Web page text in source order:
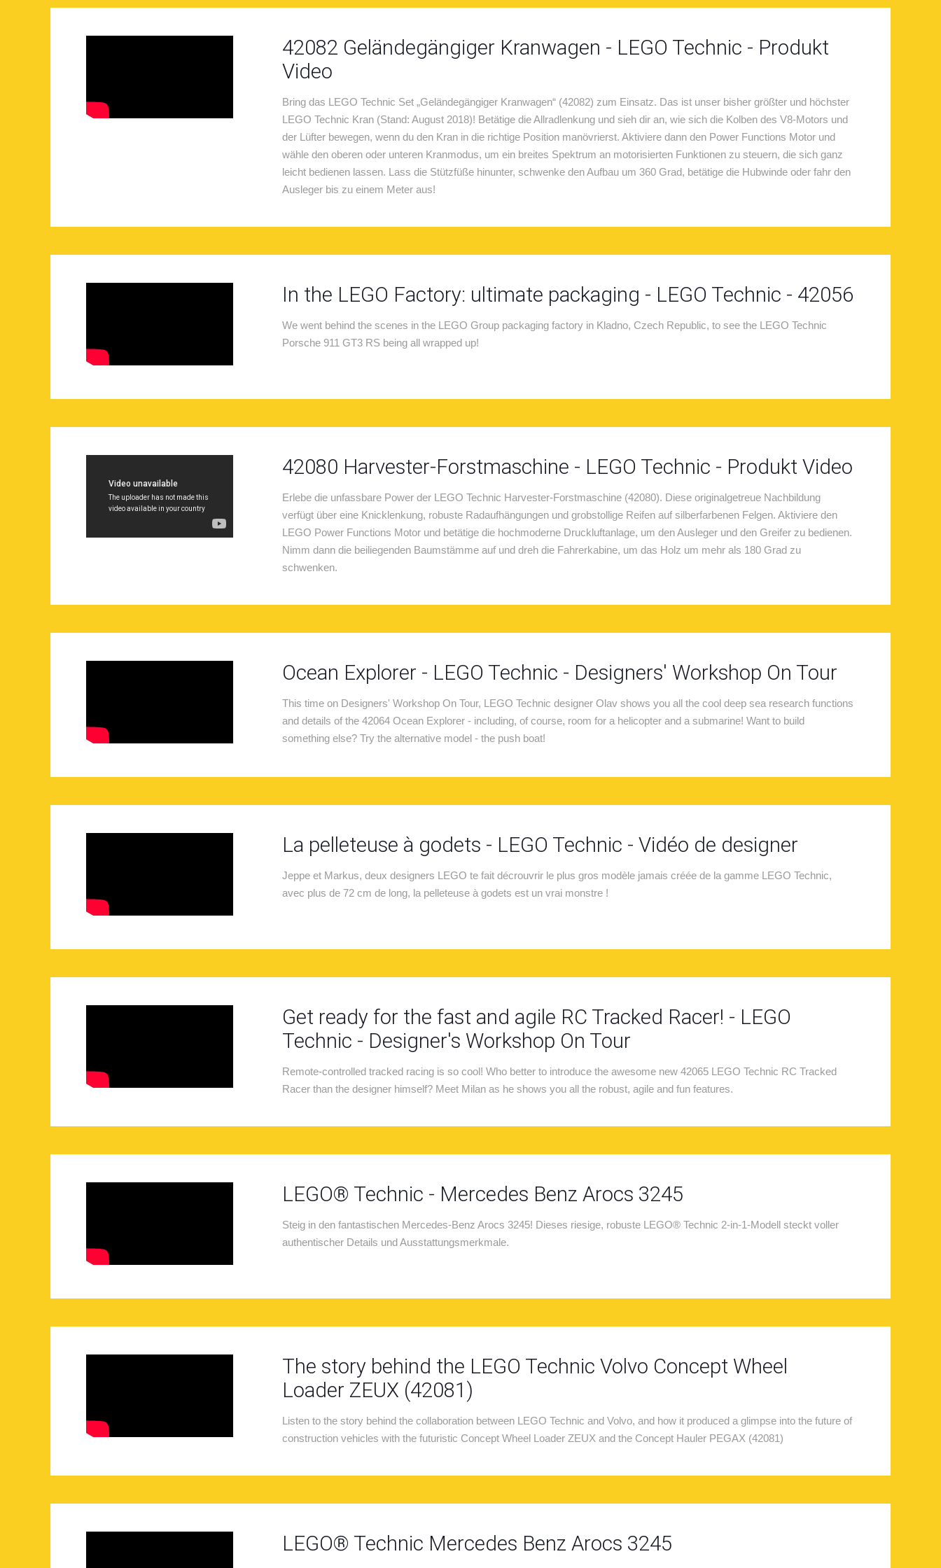
42082 Geländegängiger Kranwagen - LEGO Technic - Produkt
Video
Bring das LEGO Technic Set „Geländegängiger Kranwagen“ (42082) zum Einsatz. Das ist unser bisher größter und höchster
LEGO Technic Kran (Stand: August 2018)! Betätige die Allradlenkung und sieh dir an, wie sich die Kolben des V8-Motors und
der Lüfter bewegen, wenn du den Kran in die richtige Position manövrierst. Aktiviere dann den Power Functions Motor und
wähle den oberen oder unteren Kranmodus, um ein breites Spektrum an motorisierten Funktionen zu steuern, die sich ganz
leicht bedienen lassen. Lass die Stützfüße hinunter, schwenke den Aufbau um 360 Grad, betätige die Hubwinde oder fahr den
Ausleger bis zu einem Meter aus!
In the LEGO Factory: ultimate packaging - LEGO Technic - 42056
We went behind the scenes in the LEGO Group packaging factory in Kladno, Czech Republic, to see the LEGO Technic
Porsche 911 GT3 RS being all wrapped up!
42080 Harvester-Forstmaschine - LEGO Technic - Produkt Video
Erlebe die unfassbare Power der LEGO Technic Harvester-Forstmaschine (42080). Diese originalgetreue Nachbildung
verfügt über eine Knicklenkung, robuste Radaufhängungen und grobstollige Reifen auf silberfarbenen Felgen. Aktiviere den
LEGO Power Functions Motor und betätige die hochmoderne Druckluftanlage, um den Ausleger und den Greifer zu bedienen.
Nimm dann die beiliegenden Baumstämme auf und dreh die Fahrerkabine, um das Holz um mehr als 180 Grad zu
schwenken.
Ocean Explorer - LEGO Technic - Designers' Workshop On Tour
This time on Designers' Workshop On Tour, LEGO Technic designer Olav shows you all the cool deep sea research functions
and details of the 42064 Ocean Explorer - including, of course, room for a helicopter and a submarine! Want to build
something else? Try the alternative model - the push boat!
La pelleteuse à godets - LEGO Technic - Vidéo de designer
Jeppe et Markus, deux designers LEGO te fait décrouvrir le plus gros modèle jamais créée de la gamme LEGO Technic,
avec plus de 72 cm de long, la pelleteuse à godets est un vrai monstre !
Get ready for the fast and agile RC Tracked Racer! - LEGO
Technic - Designer's Workshop On Tour
Remote-controlled tracked racing is so cool! Who better to introduce the awesome new 42065 LEGO Technic RC Tracked
Racer than the designer himself? Meet Milan as he shows you all the robust, agile and fun features.
LEGO® Technic - Mercedes Benz Arocs 3245
Steig in den fantastischen Mercedes-Benz Arocs 3245! Dieses riesige, robuste LEGO® Technic 2-in-1-Modell steckt voller
authentischer Details und Ausstattungsmerkmale.
The story behind the LEGO Technic Volvo Concept Wheel
Loader ZEUX (42081)
Listen to the story behind the collaboration between LEGO Technic and Volvo, and how it produced a glimpse into the future of
construction vehicles with the futuristic Concept Wheel Loader ZEUX and the Concept Hauler PEGAX (42081)
LEGO® Technic Mercedes Benz Arocs 3245